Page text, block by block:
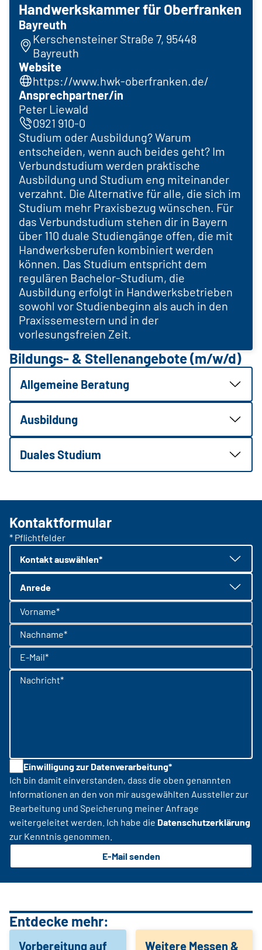
Handwerkskammer für Oberfranken
Bayreuth
Kerschensteiner Straße 7, 95448
Bayreuth
Website
https://www.hwk-oberfranken.de/
Ansprechpartner/in
Peter Liewald
0921 910-0
Studium oder Ausbildung? Warum
entscheiden, wenn auch beides geht? Im
Verbundstudium werden praktische
Ausbildung und Studium eng miteinander
verzahnt. Die Alternative für alle, die sich im
Studium mehr Praxisbezug wünschen. Für
das Verbundstudium stehen dir in Bayern
über 110 duale Studiengänge offen, die mit
Handwerksberufen kombiniert werden
können. Das Studium entspricht dem
regulären Bachelor-Studium, die
Ausbildung erfolgt in Handwerksbetrieben
sowohl vor Studienbeginn als auch in den
Praxissemestern und in der
vorlesungsfreien Zeit.
Bildungs- & Stellenangebote (m/w/d)
Allgemeine Beratung
Ausbildung
Duales Studium
Kontaktformular
* Pflichtfelder
Kontakt auswählen*
Anrede
Vorname*
Nachname*
E-Mail*
Nachricht*
Einwilligung zur Datenverarbeitung*
Ich bin damit einverstanden, dass die oben genannten
Informationen an den von mir ausgewählten Aussteller zur
Bearbeitung und Speicherung meiner Anfrage
weitergeleitet werden. Ich habe die Datenschutzerklärung
zur Kenntnis genommen.
E-Mail senden
Entdecke mehr:
Vorbereitung auf Weitere Messen &